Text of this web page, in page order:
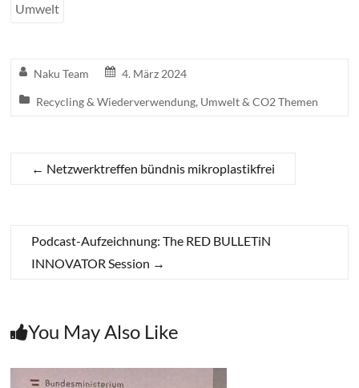
Umwelt
Naku Team 4. März 2024
Recycling & Wiederverwendung, Umwelt & CO2 Themen
← Netzwerktreffen bündnis mikroplastikfrei
Podcast-Aufzeichnung: The RED BULLETiN
INNOVATOR Session →
You May Also Like